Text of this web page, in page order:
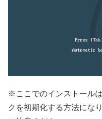
※ここでのインストール
クを初期化する方法にな